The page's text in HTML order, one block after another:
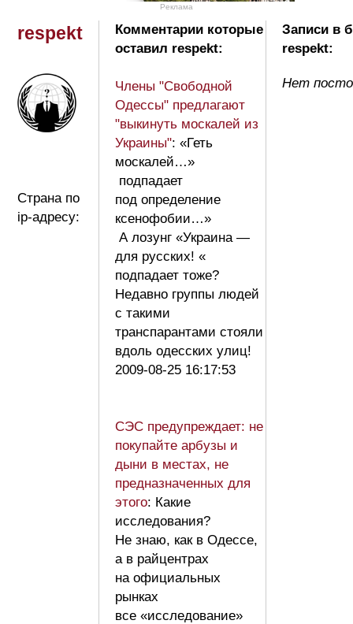
Реклама
respekt
Страна по
ip-адресу:
Комментарии которые
оставил respekt:
Члены "Свободной
Одессы" предлагают
"выкинуть москалей из
Украины": «Геть
москалей…»
подпадает
под определение
ксенофобии…»
А лозунг «Украина —
для русских! «
подпадает тоже?
Недавно группы людей
с такими
транспарантами стояли
вдоль одесских улиц!
2009-08-25 16:17:53
СЭС предупреждает: не
покупайте арбузы и
дыни в местах, не
предназначенных для
этого: Какие
исследования?
Не знаю, как в Одессе,
а в райцентрах
на официальных
рынках
все «исследование»
Записи в
respekt:
Нет